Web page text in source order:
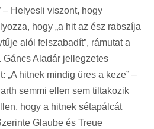
– Helyesli viszont, hogy
hogy „a hit az ész rabszíja
alól felszabadít”, rámutat a
Gáncs Aladár jellegzetes
„A hitnek mindig üres a keze” –
semmi ellen sem tiltakozik
hogy a hitnek sétapálcát
Glaube és Treue